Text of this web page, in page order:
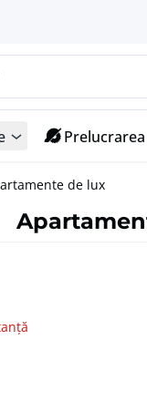
de lux